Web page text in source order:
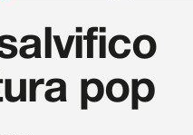
pop